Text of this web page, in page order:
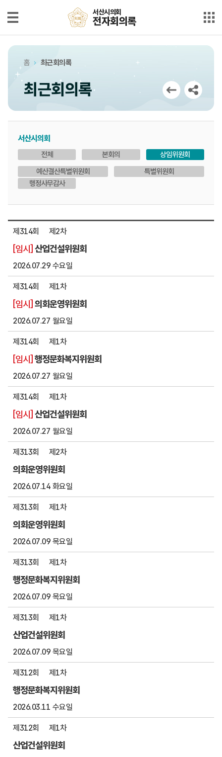
서산시의회
전자회의록
최근회의록
단순검색
상세검색
부록검색
시정질문
5분자유발언
서산시의회
전자회의록
홈 최근회의록
최근회의록
서산시의회
전체 본회의
상임위원회
예산결산특별위원회
특별위원회
행정사무감사
제314회 제2차
[임시] 산업건설위원회
2026.07.29 수요일
제314회 제1차
[임시] 의회운영위원회
2026.07.27 월요일
제314회 제1차
[임시] 행정문화복지위원회
2026.07.27 월요일
제314회 제1차
[임시] 산업건설위원회
2026.07.27 월요일
제313회 제2차
의회운영위원회
2026.07.14 화요일
제313회 제1차
의회운영위원회
2026.07.09 목요일
제313회 제1차
행정문화복지위원회
2026.07.09 목요일
제313회 제1차
산업건설위원회
2026.07.09 목요일
제312회 제1차
행정문화복지위원회
2026.03.11 수요일
제312회 제1차
산업건설위원회